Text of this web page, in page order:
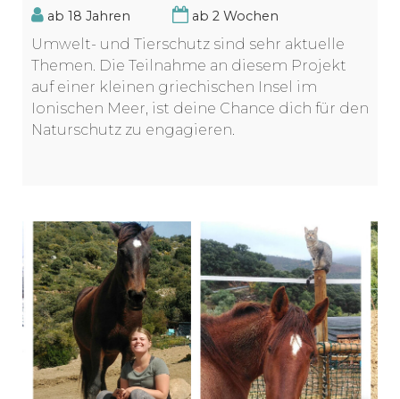
ab 18 Jahren ab 2 Wochen
Umwelt- und Tierschutz sind sehr aktuelle
Themen. Die Teilnahme an diesem Projekt
auf einer kleinen griechischen Insel im
Ionischen Meer, ist deine Chance dich für den
Naturschutz zu engagieren.